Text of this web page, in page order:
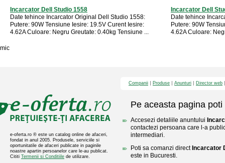
Incarcator Dell Studio 1558
Date tehince Incarcator Original Dell Studio 1558:
Putere: 90W Tensiune Iesire: 19.5V Curent Iesire:
4.62A Culoare: Negru Greutate: 0.40kg Tensiune ...
Incarcator Dell
Date tehince
Putere: 90W
4.62A Culoare:
mic
e-oferta.ro ® este un catalog online de afaceri,
fondat in anul 2005. Produsele, serviciile si
oportunitatile de afaceri publicate in paginile
noastre apartin persoanelor care le-au publicat.
Cititi Termenii si Conditiile de utilizare.
Companii Produse Anunturi Director web
Pe aceasta pagina poti
Accesezi detaliile anuntului
contactezi persoana care l-a
intermediari.
Poti sa comanzi direct Incarcator
este in Bucuresti.